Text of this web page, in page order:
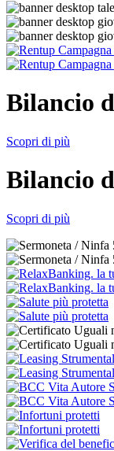
Bilancio
Scopri di più
Bilancio
Scopri di più